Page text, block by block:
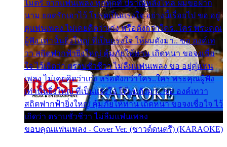
ไมตรี จากแฟนเพลง ทุกทุกที่ ปราณีหลั่งไหล ผมขอฝาก
นาม ยอดรักเอาไว้ โปรดเป็นแรงใจ อย่างนี้เรื่อยไป ขอ อยู่
คู่แฟนเพลง ไม่เคยคิดว่าเก่ง หรือดังกว่าใคร..ใคร พระคุณ
ผู้ฟัง เท่านั้นยิ่งใหญ่ ที่เป็นแรงใจ ให้ผมดังมา.. ขอ องค์เท
วา สถิตฟากฟ้ายิ่งใหญ่ คุ้มภัยให้ท่าน เถิดหนา ขอจงเชื่อ
ใจ ไว้เถิดว่า ตราบชั่วชีวา ไม่ลืมแฟนเพลง ขอ อยู่คู่แฟน
เพลง ไม่เคยคิดว่าเก่ง หรือดังกว่าใคร..ใคร พระคุณผู้ฟัง
เท่านั้นยิ่งใหญ่ ที่เป็นแรงใจ ให้ผมดังมา.. ขอ องค์เทวา
สถิตฟากฟ้ายิ่งใหญ่ คุ้มภัยให้ท่าน เถิดหนา ขอจงเชื่อใจ ไว้
เถิดว่า ตราบชั่วชีวา ไม่ลืมแฟนเพลง
ขอบคุณแฟนเพลง - Cover Ver. (ซาวด์ดนตรี) (KARAOKE)